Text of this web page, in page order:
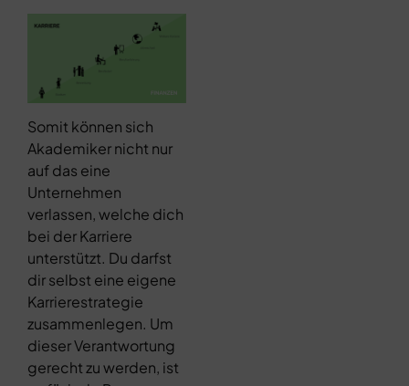
Somit können sich
Akademiker nicht nur
auf das eine
Unternehmen
verlassen, welche dich
bei der Karriere
unterstützt. Du darfst
dir selbst eine eigene
Karrierestrategie
zusammenlegen. Um
dieser Verantwortung
gerecht zu werden, ist